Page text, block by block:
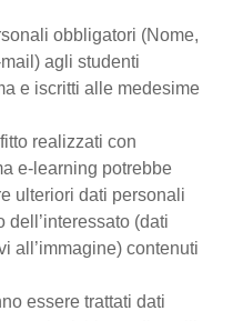
obbligatori (Nome,
agli studenti
e iscritti alle medesime
realizzati con
e-learning potrebbe
ulteriori dati personali
(dati
all’immagine) contenuti
essere trattati dati